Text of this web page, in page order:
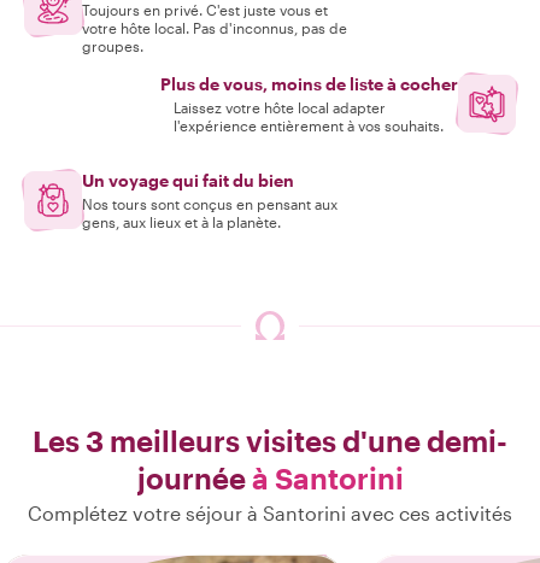
Toujours en privé. C'est juste vous et
votre hôte local. Pas d'inconnus, pas de
groupes.
Plus de vous, moins de liste à cocher
Laissez votre hôte local adapter
l'expérience entièrement à vos souhaits.
Un voyage qui fait du bien
Nos tours sont conçus en pensant aux
gens, aux lieux et à la planète.
Les 3 meilleurs visites d'une demi-
journéeà Santorini
Complétez votre séjour à Santorini avec ces activités